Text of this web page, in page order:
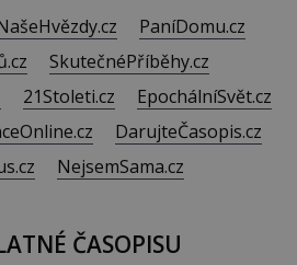
PaníDomu.cz
SkutečnéPříběhy.cz
21Stoleti.cz
EpochálníSvět.cz
DarujteČasopis.cz
NejsemSama.cz
ČASOPISU